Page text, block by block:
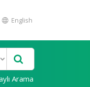
English
Arama